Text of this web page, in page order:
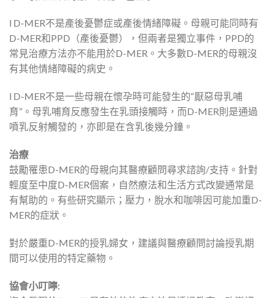
l D-MER不是產後憂鬱症或產後情緒障礙。母親可能同時有
D-MER和PPD（產後憂鬱），但兩者是獨立事件，PPD的
常見治療方法亦不能用於D-MER。大多數D-MER的母親沒
有其他情緒障礙的病史。
l D-MER不是一些母親在懷孕時可能發生的“厭惡母乳哺
育”。母乳哺育反應發生在乳頭接觸時，而D-MER則是通過
噴乳反射觸發的，亦即是在含乳後幾分鐘。
治療
鼓勵罹患D-MER的母親向其醫療顧問尋求諮詢/支持。針對
輕度至中度D-MER個案，自然療法和生活方式改變通常是
有幫助的。有些研究顯示；壓力，脫水和咖啡因可能加重D-
MER的症狀。
對於嚴重D-MER的授乳婦女，建議與醫療顧問討論授乳期
間可以使用的特定藥物。
協會小叮嚀: